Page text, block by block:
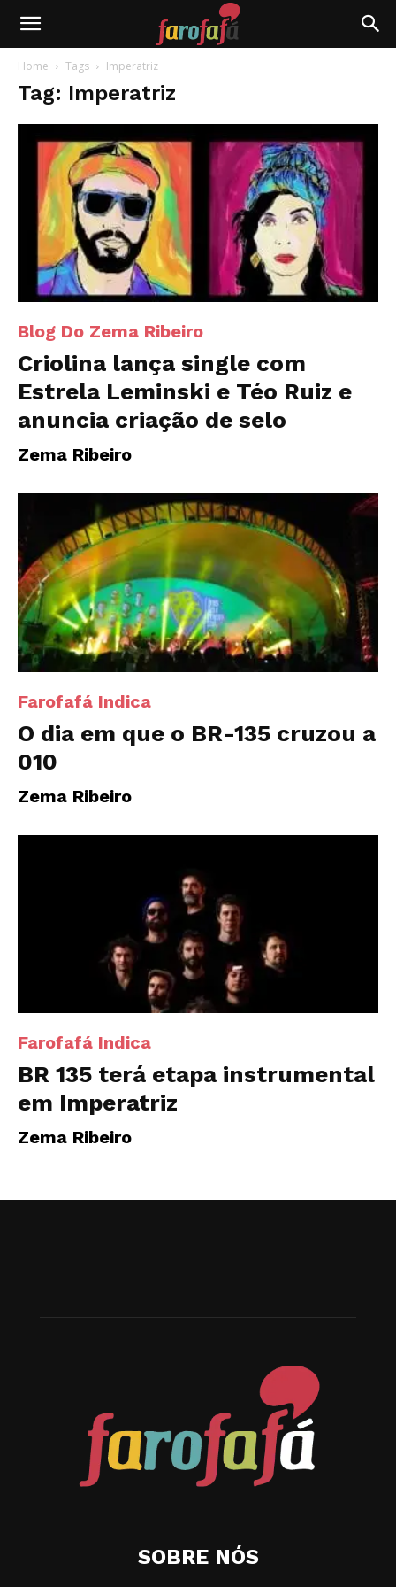
Farofafá
Home Tags Imperatriz
Tag: Imperatriz
Blog Do Zema Ribeiro
Criolina lança single com
Estrela Leminski e Téo Ruiz e
anuncia criação de selo
Zema Ribeiro
Farofafá Indica
O dia em que o BR-135 cruzou a
010
Zema Ribeiro
Farofafá Indica
BR 135 terá etapa instrumental
em Imperatriz
Zema Ribeiro
SOBRE NÓS